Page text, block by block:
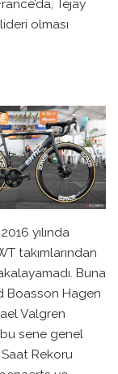
Tejay
olması
yılında
takımlarından
Buna
Boasson Hagen
Valgren
bu sene genel
Rekoru